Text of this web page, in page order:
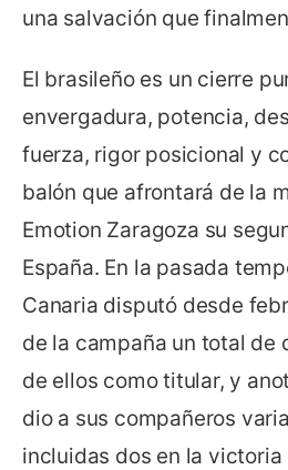
una salvación que
El brasileño es un cierre
envergadura, potencia,
fuerza, rigor posicional y
balón que afrontará de la
Emotion Zaragoza su
España. En la pasada
Canaria disputó desde
de la campaña un total de
de ellos como titular, y
dio a sus compañeros
incluidas dos en la